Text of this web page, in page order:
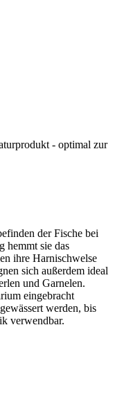
- optimal zur
der Fische bei
hemmt sie das
ihre Harnischwelse
sich außerdem ideal
und Garnelen.
eingebracht
werden, bis
verwendbar.